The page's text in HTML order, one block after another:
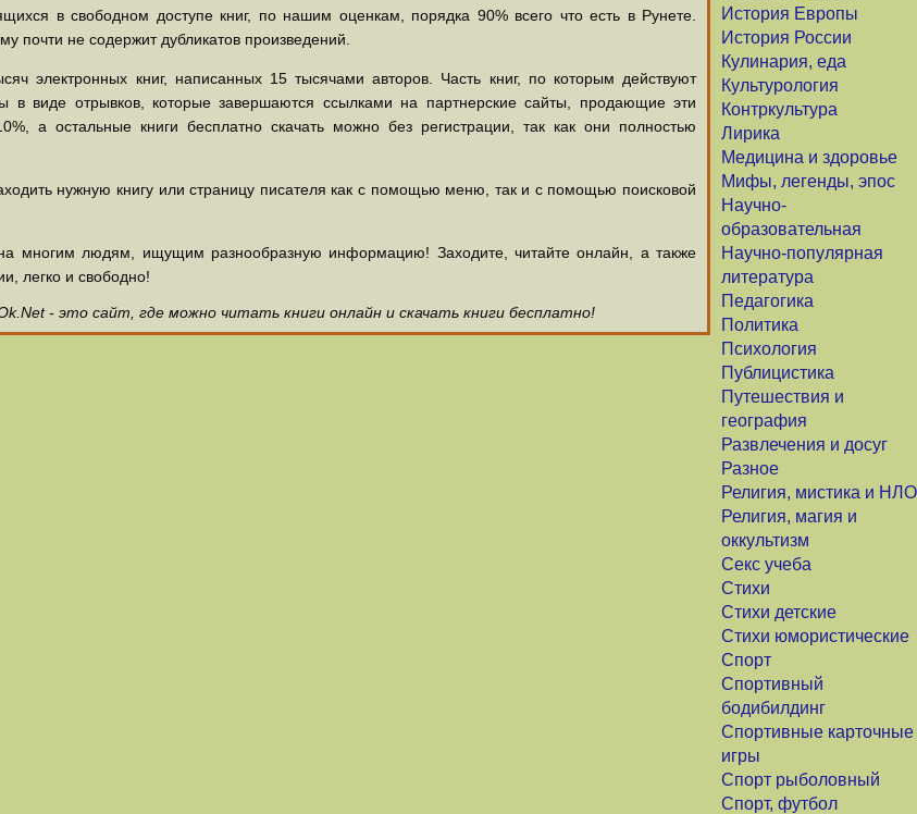
История Европы
История России
Кулинария, еда
Культурология
Контркультура
Лирика
Медицина и здоровье
Мифы, легенды, эпос
Научно-
образовательная
Научно-популярная
литература
Педагогика
Политика
Психология
Публицистика
Путешествия и
география
Развлечения и досуг
Разное
Религия, мистика и НЛО
Религия, магия и
оккультизм
Секс учеба
Стихи
Стихи детские
Стихи юмористические
Спорт
Спортивный
бодибилдинг
Спортивные карточные
игры
Спорт рыболовный
Спорт, футбол
в свободном доступе книг, по нашим оценкам, порядка 90% всего что есть в Рунете.
почти не содержит дубликатов произведений.
электронных книг, написанных 15 тысячами авторов. Часть книг, по которым действуют
в виде отрывков, которые завершаются ссылками на партнерские сайты, продающие эти
а остальные книги бесплатно скачать можно без регистрации, так как они полностью
нужную книгу или страницу писателя как с помощью меню, так и с помощью поисковой
многим людям, ищущим разнообразную информацию! Заходите, читайте онлайн, а также
легко и свободно!
- это сайт, где можно читать книги онлайн и скачать книги бесплатно!